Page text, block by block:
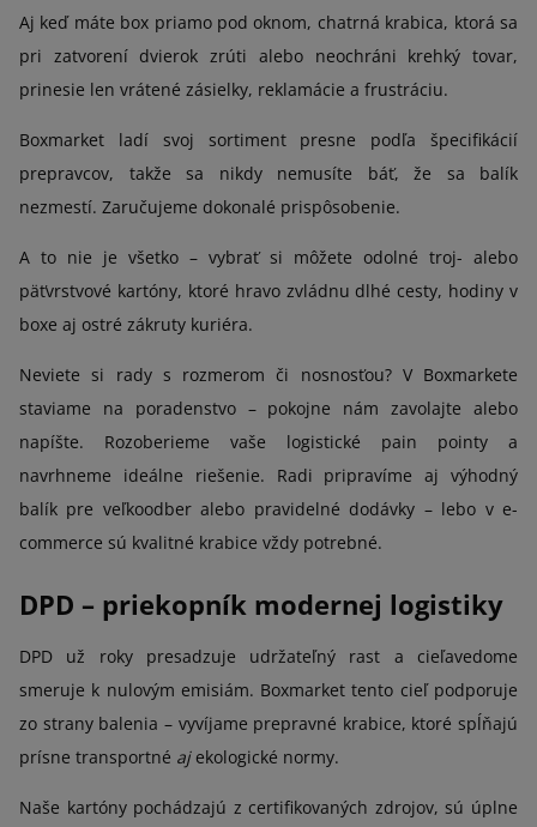
Aj keď máte box priamo pod oknom, chatrná krabica, ktorá sa
pri zatvorení dvierok zrúti alebo neochráni krehký tovar,
prinesie len vrátené zásielky, reklamácie a frustráciu.
Boxmarket ladí svoj sortiment presne podľa špecifikácií
prepravcov, takže sa nikdy nemusíte báť, že sa balík
nezmestí. Zaručujeme dokonalé prispôsobenie.
A to nie je všetko – vybrať si môžete odolné troj- alebo
päťvrstvové kartóny, ktoré hravo zvládnu dlhé cesty, hodiny v
boxe aj ostré zákruty kuriéra.
Neviete si rady s rozmerom či nosnosťou? V Boxmarkete
staviame na poradenstvo – pokojne nám zavolajte alebo
napíšte. Rozoberieme vaše logistické pain pointy a
navrhneme ideálne riešenie. Radi pripravíme aj výhodný
balík pre veľkoodber alebo pravidelné dodávky – lebo v e-
commerce sú kvalitné krabice vždy potrebné.
DPD – priekopník modernej logistiky
DPD už roky presadzuje udržateľný rast a cieľavedome
smeruje k nulovým emisiám. Boxmarket tento cieľ podporuje
zo strany balenia – vyvíjame prepravné krabice, ktoré spĺňajú
prísne transportné ajekologické normy.
Naše kartóny pochádzajú z certifikovaných zdrojov, sú úplne